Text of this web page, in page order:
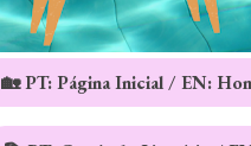
🏡 PT: Página Inicial / EN: